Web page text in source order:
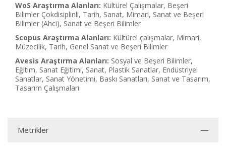
WoS Araştırma Alanları: Kültürel Çalışmalar, Beşeri
Bilimler Çokdisiplinli, Tarih, Sanat, Mimari, Sanat ve Beşeri
Bilimler (Ahci), Sanat ve Beşeri Bilimler
Scopus Araştırma Alanları: Kültürel çalışmalar, Mimari,
Müzecilik, Tarih, Genel Sanat ve Beşeri Bilimler
Avesis Araştırma Alanları: Sosyal ve Beşeri Bilimler,
Eğitim, Sanat Eğitimi, Sanat, Plastik Sanatlar, Endüstriyel
Sanatlar, Sanat Yönetimi, Baskı Sanatları, Sanat ve Tasarım,
Tasarım Çalışmaları
Metrikler